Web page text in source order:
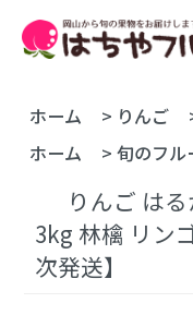
ホーム > りんご
ホーム
>旬のフル
りんご は
3kg 林檎 リン
次発送】